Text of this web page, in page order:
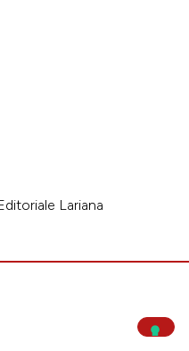
Lariana